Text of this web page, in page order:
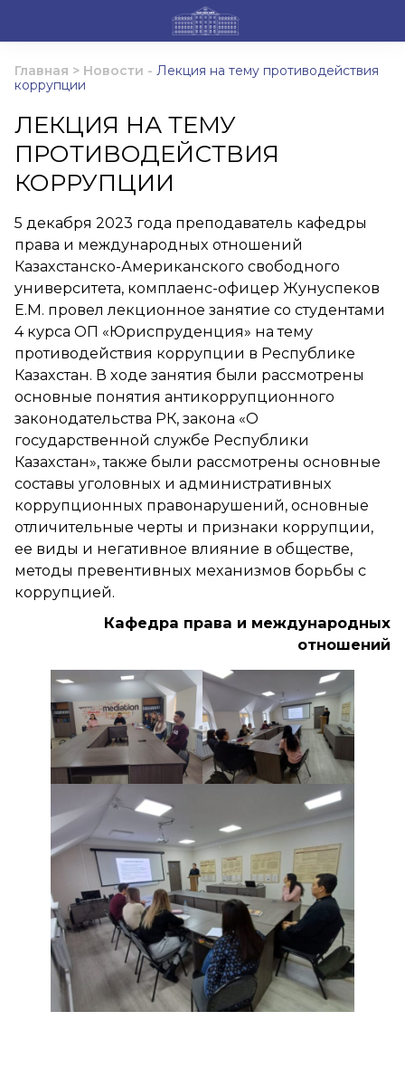
Главная > Новости - Лекция на тему противодействия
коррупции
ЛЕКЦИЯ НА ТЕМУ
ПРОТИВОДЕЙСТВИЯ
КОРРУПЦИИ
5 декабря 2023 года преподаватель кафедры
права и международных отношений
Казахстанско-Американского свободного
университета, комплаенс-офицер Жунуспеков
Е.М. провел лекционное занятие со студентами
4 курса ОП «Юриспруденция» на тему
противодействия коррупции в Республике
Казахстан. В ходе занятия были рассмотрены
основные понятия антикоррупционного
законодательства РК, закона «О
государственной службе Республики
Казахстан», также были рассмотрены основные
составы уголовных и административных
коррупционных правонарушений, основные
отличительные черты и признаки коррупции,
ее виды и негативное влияние в обществе,
методы превентивных механизмов борьбы с
коррупцией.
Кафедра права и международных
отношений